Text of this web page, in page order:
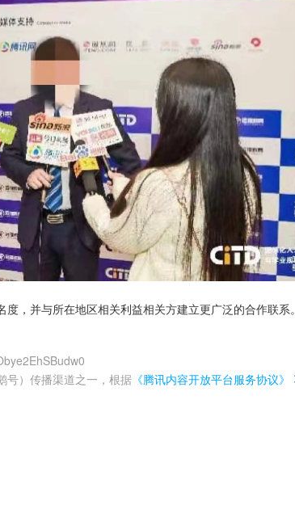
，并与所在地区相关利益相关方建立更广泛的合作联系。
号）传播渠道之一，根据 《腾讯内容开放平台服务协议》